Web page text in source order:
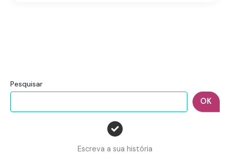
Pesquisar
OK
Escreva a sua história